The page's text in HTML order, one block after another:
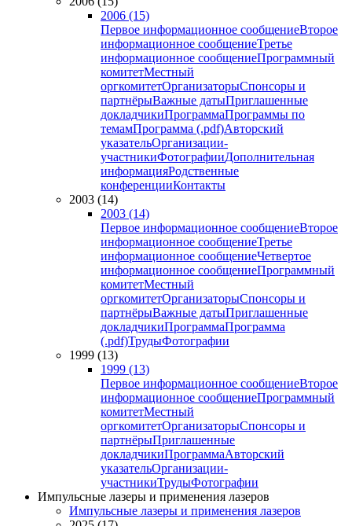
2006 (15)
Первое информационное сообщениеВторое
информационное сообщениеТретье
информационное сообщениеПрограммный
комитетМестный
оргкомитетОрганизаторыСпонсоры и
партнёрыВажные датыПриглашенные
докладчикиПрограммаПрограммы по
темамПрограмма (.pdf)Авторский
указательОрганизации-
участникиФотографииДополнительная
информацияРодственные
конференцииКонтакты
2003 (14)
2003 (14)
Первое информационное сообщениеВторое
информационное сообщениеТретье
информационное сообщениеЧетвертое
информационное сообщениеПрограммный
комитетМестный
оргкомитетОрганизаторыСпонсоры и
партнёрыВажные датыПриглашенные
докладчикиПрограммаПрограмма
(.pdf)ТрудыФотографии
1999 (13)
1999 (13)
Первое информационное сообщениеВторое
информационное сообщениеПрограммный
комитетМестный
оргкомитетОрганизаторыСпонсоры и
партнёрыПриглашенные
докладчикиПрограммаАвторский
указательОрганизации-
участникиТрудыФотографии
Импульсные лазеры и применения лазеров
Импульсные лазеры и применения лазеров